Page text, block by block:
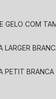
GELO COM
LARGER
PETIT BRANCA